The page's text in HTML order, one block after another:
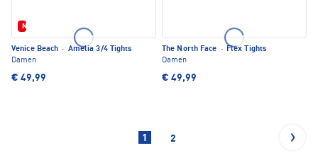
Neu
Venice Beach · Amelia 3/4 Tights
Damen
€ 49,99
The North Face · Flex Tights
Damen
€ 49,99
1 2